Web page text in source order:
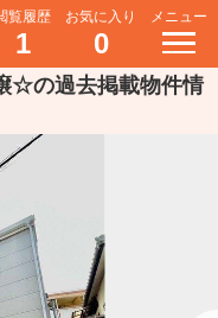
覧履歴
1
お気に入り
0
メニュー
の過去掲載物件情